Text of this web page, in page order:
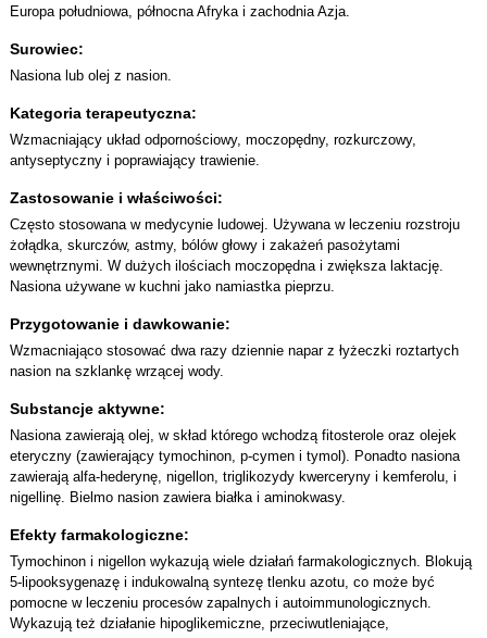
Europa południowa, północna Afryka i zachodnia Azja.
Surowiec:
Nasiona lub olej z nasion.
Kategoria terapeutyczna:
Wzmacniający układ odpornościowy, moczopędny, rozkurczowy,
antyseptyczny i poprawiający trawienie.
Zastosowanie i właściwości:
Często stosowana w medycynie ludowej. Używana w leczeniu rozstroju
żołądka, skurczów, astmy, bólów głowy i zakażeń pasożytami
wewnętrznymi. W dużych ilościach moczopędna i zwiększa laktację.
Nasiona używane w kuchni jako namiastka pieprzu.
Przygotowanie i dawkowanie:
Wzmacniająco stosować dwa razy dziennie napar z łyżeczki roztartych
nasion na szklankę wrzącej wody.
Substancje aktywne:
Nasiona zawierają olej, w skład którego wchodzą fitosterole oraz olejek
eteryczny (zawierający tymochinon, p-cymen i tymol). Ponadto nasiona
zawierają alfa-hederynę, nigellon, triglikozydy kwerceryny i kemferolu, i
nigellinę. Bielmo nasion zawiera białka i aminokwasy.
Efekty farmakologiczne:
Tymochinon i nigellon wykazują wiele działań farmakologicznych. Blokują
5-lipooksygenazę i indukowalną syntezę tlenku azotu, co może być
pomocne w leczeniu procesów zapalnych i autoimmunologicznych.
Wykazują też działanie hipoglikemiczne, przeciwutleniające,